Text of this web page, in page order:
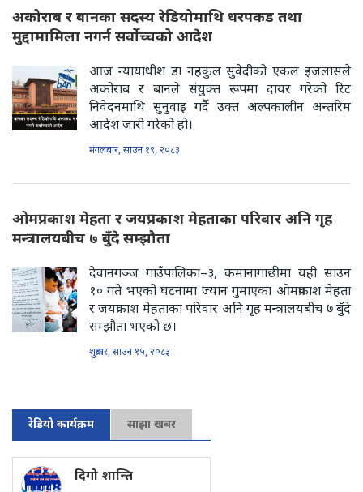
अकोराब र बानका सदस्य रेडियोमाथि धरपकड तथा
मुद्दामामिला नगर्न सर्वोच्चको आदेश
आज न्यायाधीश डा नहकुल सुवेदीको एकल इजलासले
अकोराब र बानले संयुक्त रूपमा दायर गरेको रिट
निवेदनमाथि सुनुवाइ गर्दै उक्त अल्पकालीन अन्तरिम
आदेश जारी गरेको हो।
मंगलबार, साउन १९, २०८३
ओमप्रकाश मेहता र जयप्रकाश मेहताका परिवार अनि गृह
मन्त्रालयबीच ७ बुँदे सम्झौता
देवानगञ्ज गाउँपालिका–३, कमानागाछीमा यही साउन
१० गते भएको घटनामा ज्यान गुमाएका ओमप्रकाश मेहता
र जयप्रकाश मेहताका परिवार अनि गृह मन्त्रालयबीच ७ बुँदे
सम्झौता भएको छ।
शुक्रबार, साउन १५, २०८३
रेडियो कार्यक्रम साझा खबर
दिगो शान्ति